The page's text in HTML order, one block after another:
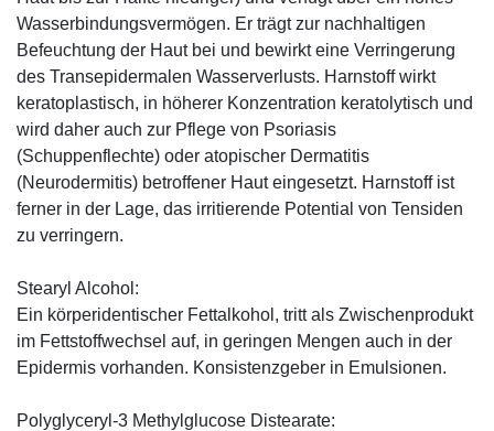
Wasserbindungsvermögen. Er trägt zur nachhaltigen
Befeuchtung der Haut bei und bewirkt eine Verringerung
des Transepidermalen Wasserverlusts. Harnstoff wirkt
keratoplastisch, in höherer Konzentration keratolytisch und
wird daher auch zur Pflege von Psoriasis
(Schuppenflechte) oder atopischer Dermatitis
(Neurodermitis) betroffener Haut eingesetzt. Harnstoff ist
ferner in der Lage, das irritierende Potential von Tensiden
zu verringern.
Stearyl Alcohol:
Ein körperidentischer Fettalkohol, tritt als Zwischenprodukt
im Fettstoffwechsel auf, in geringen Mengen auch in der
Epidermis vorhanden. Konsistenzgeber in Emulsionen.
Polyglyceryl-3 Methylglucose Distearate: